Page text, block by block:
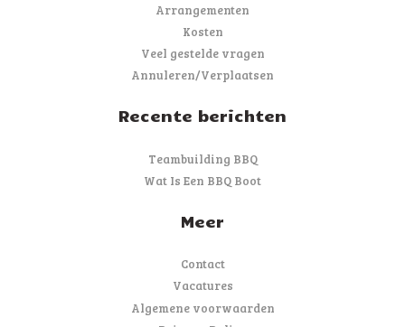
Arrangementen
Kosten
Veel gestelde vragen
Annuleren/Verplaatsen
Recente berichten
Teambuilding BBQ
Wat Is Een BBQ Boot
Meer
Contact
Vacatures
Algemene voorwaarden